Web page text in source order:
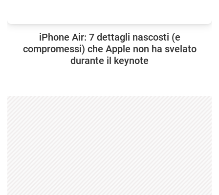
iPhone Air: 7 dettagli nascosti (e
compromessi) che Apple non ha svelato
durante il keynote